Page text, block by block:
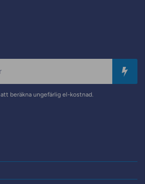
beräkna ungefärlig el-kostnad.